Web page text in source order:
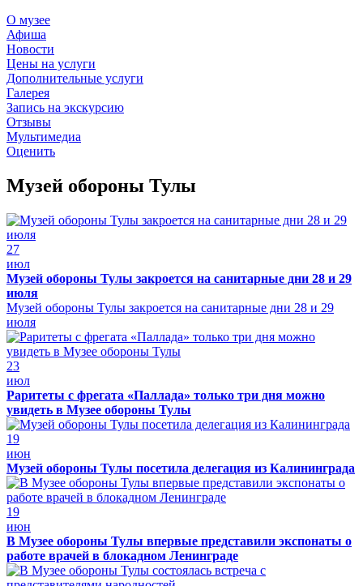
О музее
Афиша
Новости
Цены на услуги
Дополнительные услуги
Галерея
Запись на экскурсию
Отзывы
Мультимедиа
Оценить
Музей обороны Тулы
27
июл
Музей обороны Тулы закроется на санитарные дни 28 и 29
июля
Музей обороны Тулы закроется на санитарные дни 28 и 29
июля
23
июл
Раритеты с фрегата «Паллада» только три дня можно
увидеть в Музее обороны Тулы
19
июн
Музей обороны Тулы посетила делегация из Калининграда
19
июн
В Музее обороны Тулы впервые представили экспонаты о
работе врачей в блокадном Ленинграде